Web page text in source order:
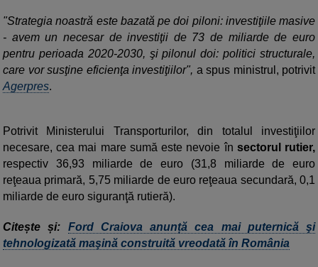
"Strategia noastră este bazată pe doi piloni: investiţiile masive
- avem un necesar de investiţii de 73 de miliarde de euro
pentru perioada 2020-2030, şi pilonul doi: politici structurale,
care vor susţine eficienţa investiţiilor", a spus ministrul, potrivit
Agerpres.
Potrivit Ministerului Transporturilor, din totalul investiţiilor
necesare, cea mai mare sumă este nevoie în sectorul rutier,
respectiv 36,93 miliarde de euro (31,8 miliarde de euro
reţeaua primară, 5,75 miliarde de euro reţeaua secundară, 0,1
miliarde de euro siguranţă rutieră).
Citește și: Ford Craiova anunță cea mai puternică şi
tehnologizată maşină construită vreodată în România